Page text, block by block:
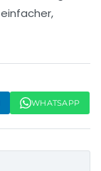
WHATSAPP